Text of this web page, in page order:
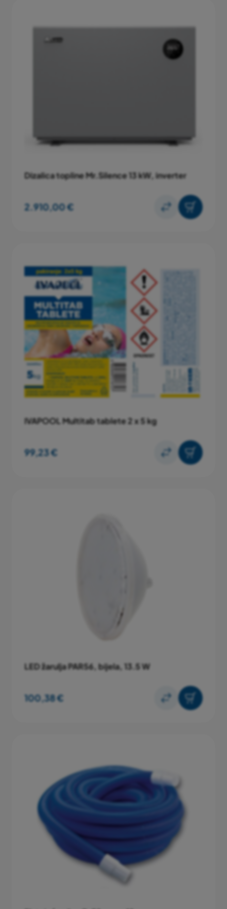
Dizalica topline Mr.Silence 13 kW, inverter
2.910,00 €
IVAPOOL Multitab tablete 2 x 5 kg
99,23 €
LED žarulja PAR56, bijela, 13.5 W
100,38 €